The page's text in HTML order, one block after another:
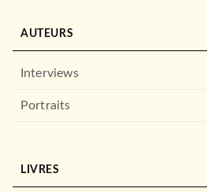
AUTEURS
Interviews
Portraits
LIVRES